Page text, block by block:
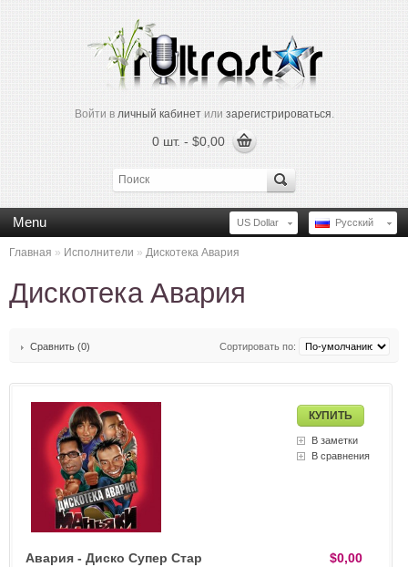
Войти в личный кабинетили зарегистрироваться.
0 шт. - $0,00
Русский
US Dollar
Menu
Главная » Исполнители » Дискотека Авария
Дискотека Авария
Сравнить (0) Сортировать по:
В заметки
В сравнения
$0,00
Авария - Диско Супер Стар